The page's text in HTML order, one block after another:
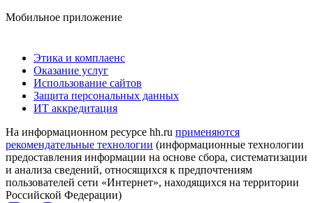
Мобильное приложение
Этика и комплаенс
Оказание услуг
Использование сайтов
Защита персональных данных
ИТ аккредитация
На информационном ресурсе hh.ru применяются
рекомендательные технологии (информационные технологии
предоставления информации на основе сбора, систематизации
и анализа сведений, относящихся к предпочтениям
пользователей сети «Интернет», находящихся на территории
Российской Федерации)